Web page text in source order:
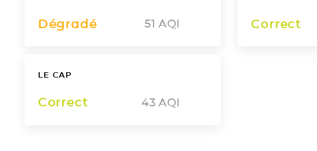
Dégradé 51 AQI Correct
LE CAP
Correct 43 AQI